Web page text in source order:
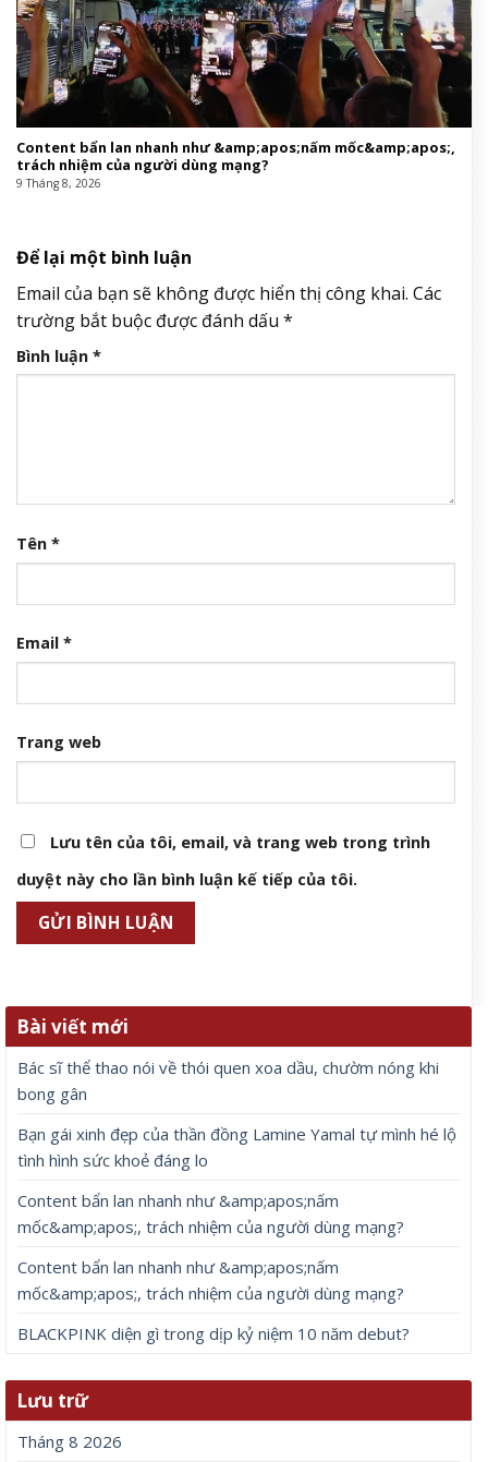
Content bẩn lan nhanh như &amp;apos;nấm mốc&amp;apos;,
trách nhiệm của người dùng mạng?
9 Tháng 8, 2026
Để lại một bình luận
Email của bạn sẽ không được hiển thị công khai. Các
trường bắt buộc được đánh dấu *
Bình luận *
Tên *
Email *
Trang web
Lưu tên của tôi, email, và trang web trong trình
duyệt này cho lần bình luận kế tiếp của tôi.
Bài viết mới
Bác sĩ thể thao nói về thói quen xoa dầu, chườm nóng khi
bong gân
Bạn gái xinh đẹp của thần đồng Lamine Yamal tự mình hé lộ
tình hình sức khoẻ đáng lo
Content bẩn lan nhanh như &amp;apos;nấm
mốc&amp;apos;, trách nhiệm của người dùng mạng?
Content bẩn lan nhanh như &amp;apos;nấm
mốc&amp;apos;, trách nhiệm của người dùng mạng?
BLACKPINK diện gì trong dịp kỷ niệm 10 năm debut?
Lưu trữ
Tháng 8 2026